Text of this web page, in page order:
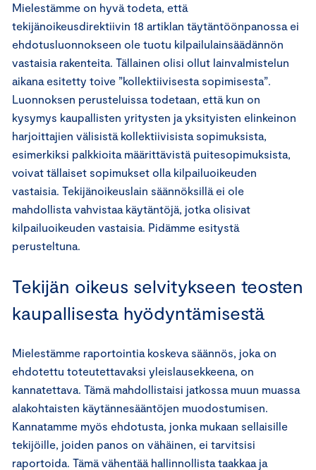
Mielestämme on hyvä todeta, että
tekijänoikeusdirektiivin 18 artiklan täytäntöönpanossa ei
ehdotusluonnokseen ole tuotu kilpailulainsäädännön
vastaisia rakenteita. Tällainen olisi ollut lainvalmistelun
aikana esitetty toive ”kollektiivisesta sopimisesta”.
Luonnoksen perusteluissa todetaan, että kun on
kysymys kaupallisten yritysten ja yksityisten elinkeinon
harjoittajien välisistä kollektiivisista sopimuksista,
esimerkiksi palkkioita määrittävistä puitesopimuksista,
voivat tällaiset sopimukset olla kilpailuoikeuden
vastaisia. Tekijänoikeuslain säännöksillä ei ole
mahdollista vahvistaa käytäntöjä, jotka olisivat
kilpailuoikeuden vastaisia. Pidämme esitystä
perusteltuna.
Tekijän oikeus selvitykseen teosten
kaupallisesta hyödyntämisestä
Mielestämme raportointia koskeva säännös, joka on
ehdotettu toteutettavaksi yleislausekkeena, on
kannatettava. Tämä mahdollistaisi jatkossa muun muassa
alakohtaisten käytännesääntöjen muodostumisen.
Kannatamme myös ehdotusta, jonka mukaan sellaisille
tekijöille, joiden panos on vähäinen, ei tarvitsisi
raportoida. Tämä vähentää hallinnollista taakkaa ja